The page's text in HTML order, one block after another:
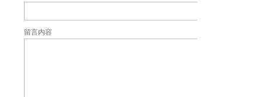
留言内容